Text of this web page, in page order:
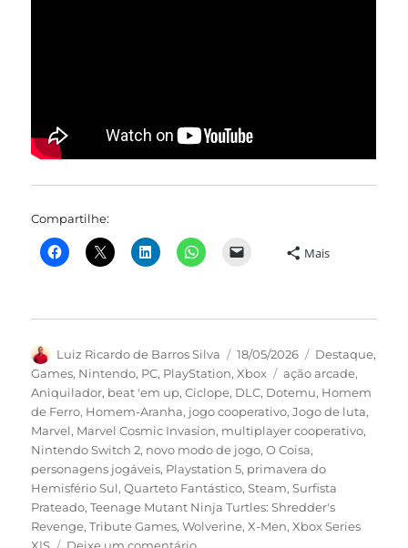
Compartilhe:
Mais
Autor
Luiz Ricardo de Barros Silva
Publicado
em
18/05/2026 Categorias
Destaque,
Games, Nintendo, PC, PlayStation,Xbox Tags
ação arcade,
Aniquilador, beat 'em up,Ciclope, DLC, Dotemu, Homem
de Ferro, Homem-Aranha, jogo cooperativo,Jogo de luta,
Marvel, Marvel Cosmic Invasion, multiplayer cooperativo,
Nintendo Switch 2, novo modo de jogo,O Coisa,
personagens jogáveis, Playstation 5, primavera do
Hemisfério Sul,Quarteto Fantástico,Steam,Surfista
Prateado,Teenage Mutant Ninja Turtles: Shredder's
Revenge,Tribute Games,Wolverine,X-Men,Xbox Series
em